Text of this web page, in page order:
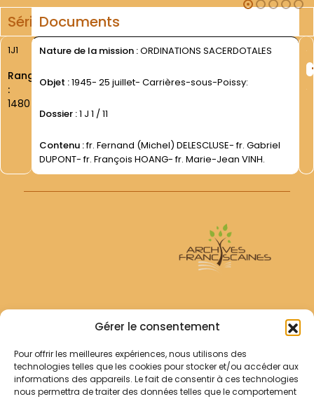
Gérer le consentement
Pour offrir les meilleures expériences, nous utilisons des
technologies telles que les cookies pour stocker et/ou accéder aux
informations des appareils. Le fait de consentir à ces technologies
nous permettra de traiter des données telles que le comportement
SérieDocuments
1J1
Rang
:
1480
Nature de la mission :ORDINATIONS SACERDOTALES
Objet :1945- 25 juillet- Carrières-sous-Poissy:
Dossier :1 J 1 / 11
Contenu :fr. Fernand (Michel) DELESCLUSE- fr. Gabriel
DUPONT- fr. François HOANG- fr. Marie-Jean VINH.
Archives Franciscaines
RECHERCHER
Comment chercher ?
Les archives